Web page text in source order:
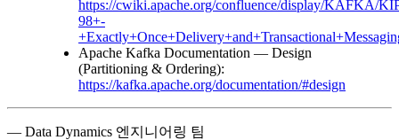
https://cwiki.apache.org/confluence/display/KAFKA/
98+-
Apache Kafka Documentation — Design
(Partitioning & Ordering):
https://kafka.apache.org/documentation/#design
— Data Dynamics 엔지니어링 팀